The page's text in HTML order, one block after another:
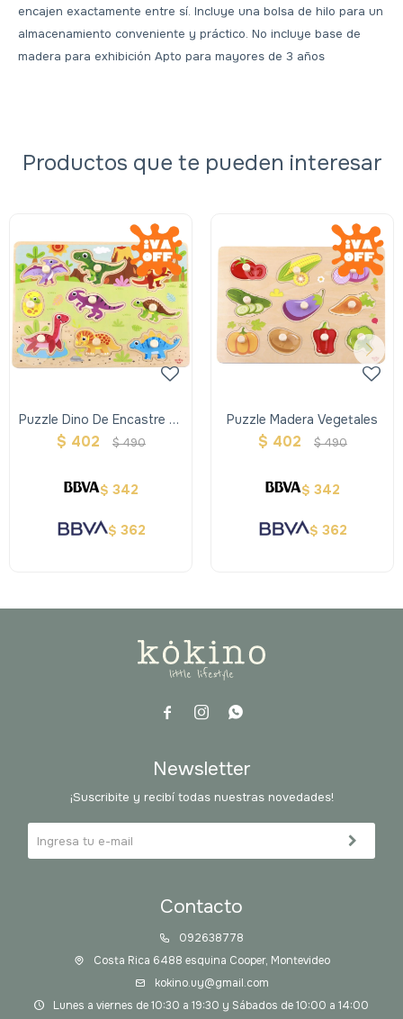
encajen exactamente entre sí. Incluye una bolsa de hilo para un
almacenamiento conveniente y práctico. No incluye base de
madera para exhibición Apto para mayores de 3 años
Productos que te pueden interesar
Puzzle Dino De Encastre En
Madera
$ 402 $490
$ 342
$ 362
Puzzle Madera Vegetales
$ 402 $490
$ 342
$ 362
  
Contacto
092638778
Costa Rica 6488 esquina Cooper, Montevideo
kokino.uy@gmail.com
Lunes a viernes de 10:30 a 19:30 y Sábados de 10:00 a 14:00
Newsletter
¡Suscribite y recibí todas nuestras novedades!